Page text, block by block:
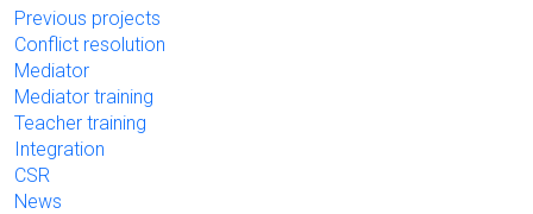
Previous projects
Conflict resolution
Mediator
Mediator training
Teacher training
Integration
CSR
News